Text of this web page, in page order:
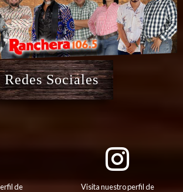
Redes Sociales
de Visita nuestro perfil de